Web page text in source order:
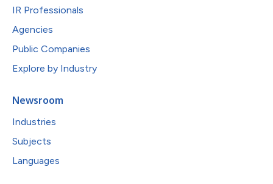
IR Professionals
Agencies
Public Companies
Explore by Industry
Newsroom
Industries
Subjects
Languages